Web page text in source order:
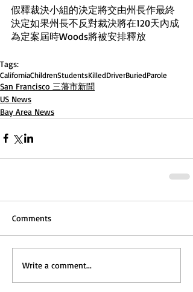
假釋裁決小組的決定將交由州長作最終
決定如果州長不反對裁決將在120天內成
為定案屆時Woods將被安排釋放
Tags:
CaliforniaChildrenStudentsKilledDriverBuriedParole
San Francisco 三藩市新聞
US News
Bay Area News
Comments
Write a comment...